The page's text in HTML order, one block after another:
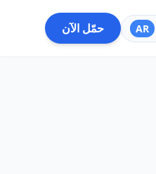
AR حمّل الآن